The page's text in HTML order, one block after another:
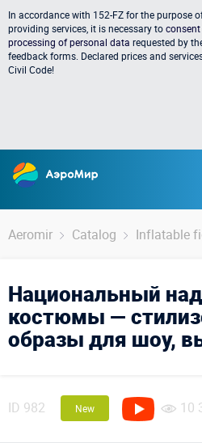
In accordance with 152-FZ for the purpose
providing services, it is necessary to
processing of personal data requested by
feedback forms. Declared prices and
Civil Code!
Aeromir Catalog Inflatable
Национальный
костюмы —
образы для шоу,
ID 982 New 10